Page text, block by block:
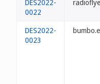
DES2022-
0022
DES2022-
0023